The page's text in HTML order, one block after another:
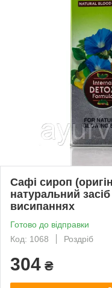
Сафі сироп
натуральний
висипаннях
Готово до відправки
Код: 1068
Роздріб
304 ₴